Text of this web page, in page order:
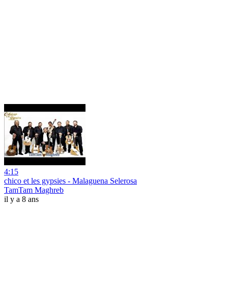
4:15
chico et les gypsies - Malaguena Selerosa
TamTam Maghreb
il y a 8 ans